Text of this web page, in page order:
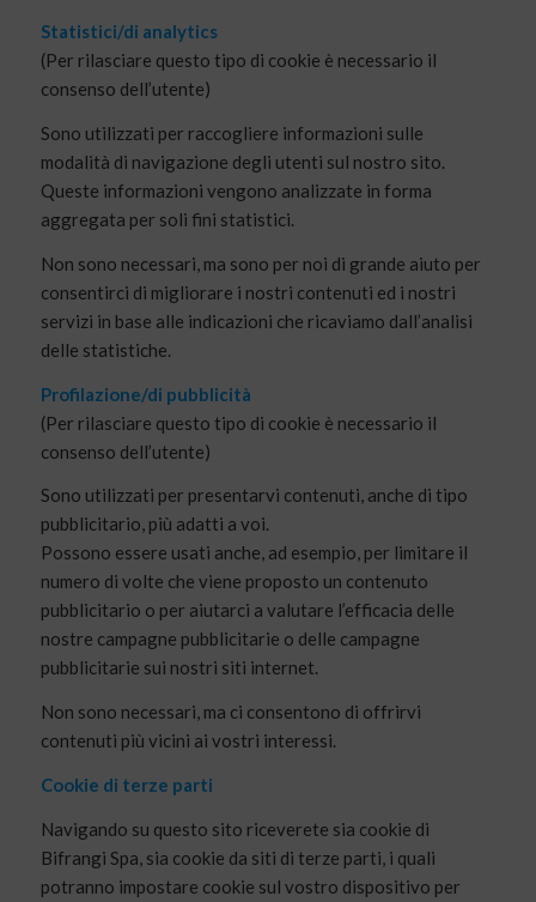
Statistici/di analytics
(Per rilasciare questo tipo di cookie è necessario il
consenso dell’utente)
Sono utilizzati per raccogliere informazioni sulle
modalità di navigazione degli utenti sul nostro sito.
Queste informazioni vengono analizzate in forma
aggregata per soli fini statistici.
Non sono necessari, ma sono per noi di grande aiuto per
consentirci di migliorare i nostri contenuti ed i nostri
servizi in base alle indicazioni che ricaviamo dall’analisi
delle statistiche.
Profilazione/di pubblicità
(Per rilasciare questo tipo di cookie è necessario il
consenso dell’utente)
Sono utilizzati per presentarvi contenuti, anche di tipo
pubblicitario, più adatti a voi.
Possono essere usati anche, ad esempio, per limitare il
numero di volte che viene proposto un contenuto
pubblicitario o per aiutarci a valutare l’efficacia delle
nostre campagne pubblicitarie o delle campagne
pubblicitarie sui nostri siti internet.
Non sono necessari, ma ci consentono di offrirvi
contenuti più vicini ai vostri interessi.
Cookie di terze parti
Navigando su questo sito riceverete sia cookie di
Bifrangi Spa, sia cookie da siti di terze parti, i quali
potranno impostare cookie sul vostro dispositivo per